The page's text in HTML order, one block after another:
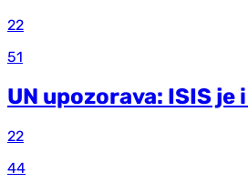
22
51
UN upozorava: ISIS je
22
44